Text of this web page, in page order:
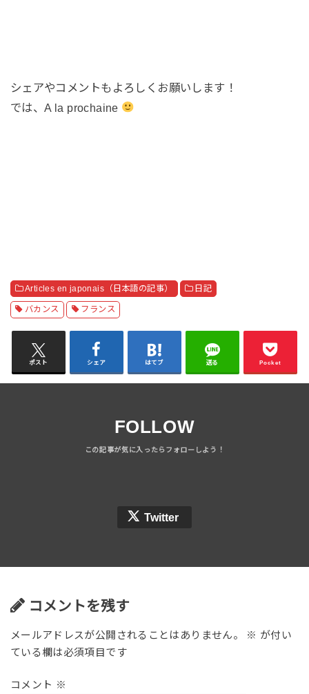
シェアやコメントもよろしくお願いします！
では、A la prochaine
Articles en japonais（日本語の記事） 日記
バカンス フランス
ポスト シェア はてブ 送る Pocket
FOLLOW
Twitter
コメントを残す
メールアドレスが公開されることはありません。 ※ が付い
ている欄は必須項目です
コメント ※